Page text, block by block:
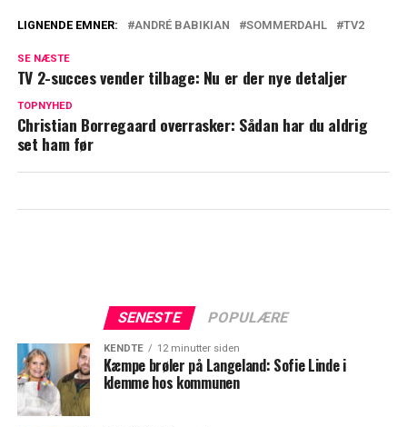
plan: Ville møde Peter Mygind
den nye sæson af 'Sommerdahl'
LIGNENDE EMNER: ANDRÉ BABIKIAN SOMMERDAHL TV2
SE NÆSTE
TV 2-succes vender tilbage: Nu er der nye detaljer
TOPNYHED
Christian Borregaard overrasker: Sådan har du aldrig
set ham før
SENESTE POPULÆRE
KENDTE 12 minutter siden
Kæmpe brøler på Langeland: Sofie Linde i
klemme hos kommunen